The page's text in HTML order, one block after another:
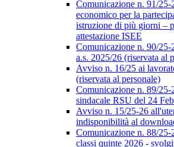
Comunicazione n. 91/25-
economico per la
istruzione di più giorni –
attestazione ISEE
Comunicazione n. 90/
a.s. 2025/26 (riservata al
Avviso n. 16/25 ai
(riservata al personale)
Comunicazione n. 89/25-
sindacale RSU del 24
Avviso n. 15/25-26
indisponibilità al
Comunicazione n. 88/
classi quinte 2026 -